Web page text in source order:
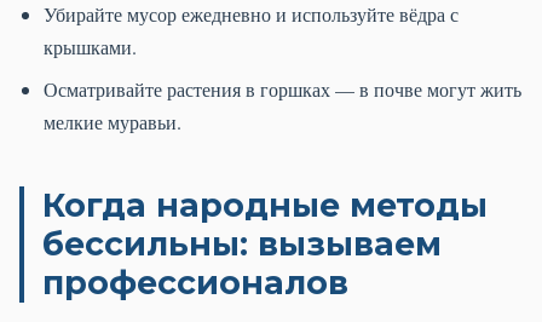
Убирайте мусор ежедневно и используйте вёдра с
крышками.
Осматривайте растения в горшках — в почве могут жить
мелкие муравьи.
Когда народные методы
бессильны: вызываем
профессионалов